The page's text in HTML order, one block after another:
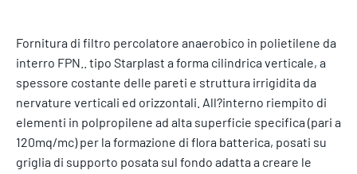
Fornitura di filtro percolatore anaerobico in polietilene da
interro FPN.. tipo Starplast a forma cilindrica verticale, a
spessore costante delle pareti e struttura irrigidita da
nervature verticali ed orizzontali. All?interno riempito di
elementi in polpropilene ad alta superficie specifica (pari a
120mq/mc) per la formazione di flora batterica, posati su
griglia di supporto posata sul fondo adatta a creare le